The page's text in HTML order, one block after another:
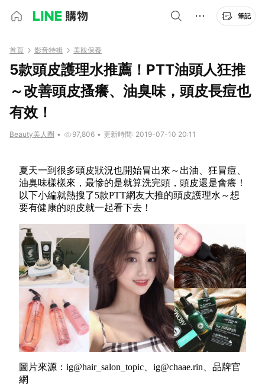
筆記
首頁 影音特輯 美妝保養
5款頭皮護理水推薦！PTT油頭人狂推
～改善頭皮搔癢、油臭味，頭皮長痘也
有效！
Beauty美人圈 • 97,806 • 更新時間: 2019-07-10 20:11
夏天一到很多頭皮狀況也開始冒出來～出油、狂冒痘、
油臭味樣樣來，最慘的是就算洗完頭，頭皮還是會癢！
以下小編就熱搜了5款PTT網友大推的頭皮護理水～想
要有健康的頭皮就一起看下去！
圖片來源：ig@hair_salon_topic、ig@chaae.rin、品牌官
網